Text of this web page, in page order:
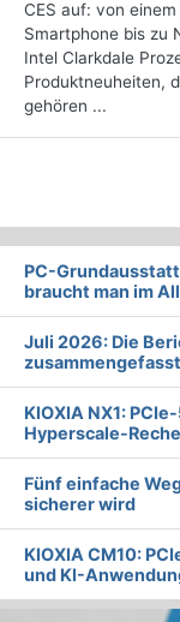
CES auf: von
Smartphone bis zu
Intel Clarkdale
Produktneuheiten,
gehören ...
PC-
braucht man im
Juli 2026: Die
zusammengefasst
KIOXIA NX1:
Hyperscale-
Fünf einfache
sicherer wird
KIOXIA CM10:
und KI-